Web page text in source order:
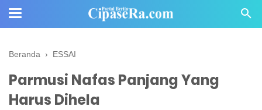
Beranda › ESSAI
Parmusi Nafas Panjang Yang
Harus Dihela